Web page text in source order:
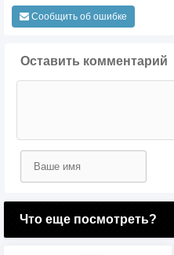
Сообщить об ошибке
Оставить комментарий
Что еще посмотреть?